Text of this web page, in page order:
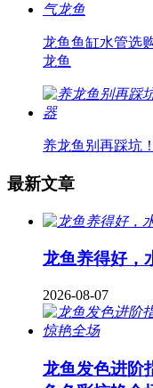
龙鱼鱼缸水管选
龙鱼
养龙鱼别再踩坑
最新文章
龙鱼养得好，
2026-08-07
龙鱼发色进阶